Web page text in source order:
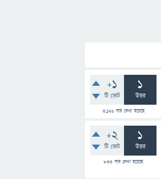
+1
টি ভোট
1
উত্তর
3,126বার দেখা হয়েছে
+2
টি ভোট
1
উত্তর
833 বার দেখা হয়েছে